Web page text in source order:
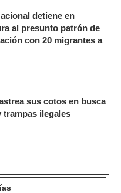
detiene en
al presunto patrón de
con 20 migrantes a
sus cotos en busca
trampas ilegales